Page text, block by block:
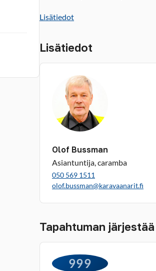
Lisätiedot
Lisätiedot
Olof Bussman
Asiantuntija, caramba
050 569 1511
olof.bussman@karavaanarit.fi
Tapahtuman järjestää
999